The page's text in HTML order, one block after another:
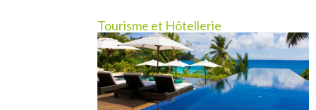
Tourisme et Hôtellerie